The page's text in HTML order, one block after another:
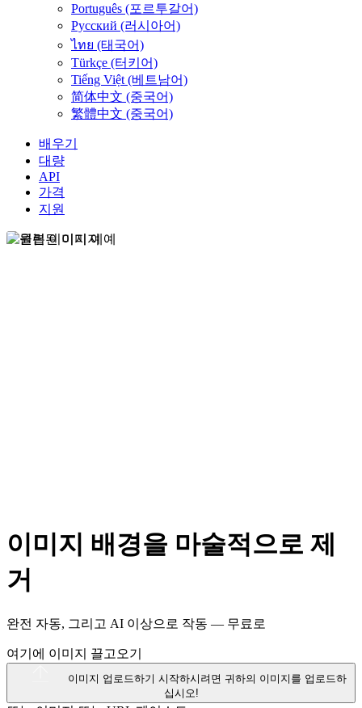
Português (포르투갈어)
Русский (러시아어)
ไทย (태국어)
Türkçe (터키어)
Tiếng Việt (베트남어)
简体中文 (중국어)
繁體中文 (중국어)
배우기
대량
API
가격
지원
이미지 배경을 마술적으로 제
거
완전 자동, 그리고 AI 이상으로 작동 — 무료로
여기에 이미지 끌고오기
이미지 업로드하기 시작하시려면 귀하의 이미지를 업로드하
십시오!